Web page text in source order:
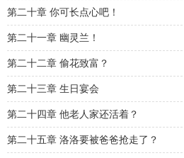
第二十章 你可长点心吧！
第二十一章 幽灵兰！
第二十二章 偷花致富？
第二十三章 生日宴会
第二十四章 他老人家还活着？
第二十五章 洛洛要被爸爸抢走了？